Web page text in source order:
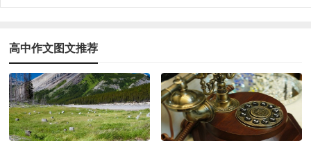
高中作文图文推荐